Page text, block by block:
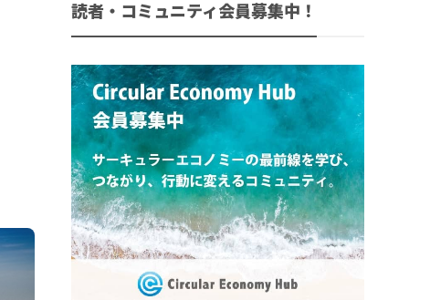
読者・コミュニティ会員募集中！